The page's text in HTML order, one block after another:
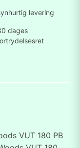
levering
dages
VUT 180 PB